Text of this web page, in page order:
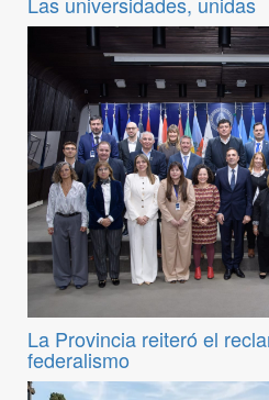
La Provincia reiteró el
federalismo